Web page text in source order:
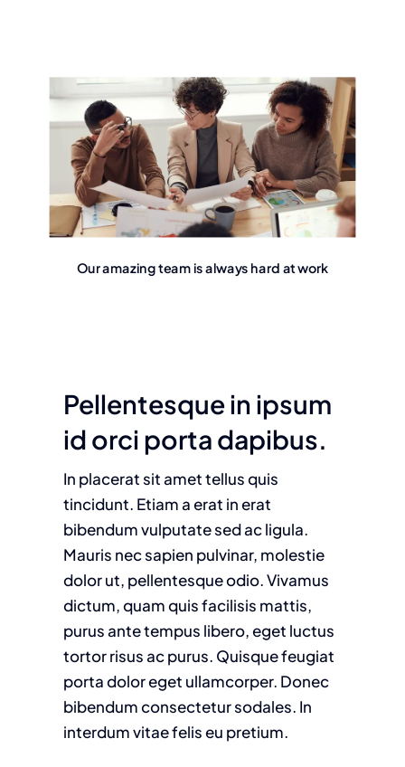
Our amazing team is always hard at work
Pellentesque in ipsum
id orci porta dapibus.
In placerat sit amet tellus quis
tincidunt. Etiam a erat in erat
bibendum vulputate sed ac ligula.
Mauris nec sapien pulvinar, molestie
dolor ut, pellentesque odio. Vivamus
dictum, quam quis facilisis mattis,
purus ante tempus libero, eget luctus
tortor risus ac purus. Quisque feugiat
porta dolor eget ullamcorper. Donec
bibendum consectetur sodales. In
interdum vitae felis eu pretium.